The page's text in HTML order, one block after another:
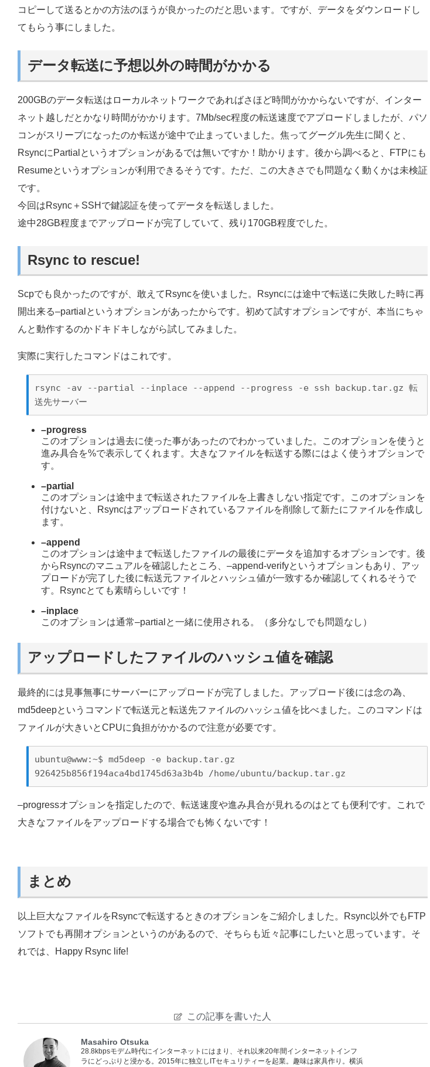
コピーして送るとかの方法のほうが良かったのだと思います。ですが、データをダウンロードし
てもらう事にしました。
データ転送に予想以外の時間がかかる
200GBのデータ転送はローカルネットワークであればさほど時間がかからないですが、インター
ネット越しだとかなり時間がかかります。7Mb/sec程度の転送速度でアプロードしましたが、パソ
コンがスリープになったのか転送が途中で止まっていました。焦ってグーグル先生に聞くと、
RsyncにPartialというオプションがあるでは無いですか！助かります。後から調べると、FTPにも
Resumeというオプションが利用できるそうです。ただ、この大きさでも問題なく動くかは未検証
です。
今回はRsync＋SSHで鍵認証を使ってデータを転送しました。
途中28GB程度までアップロードが完了していて、残り170GB程度でした。
Rsync to rescue!
Scpでも良かったのですが、敢えてRsyncを使いました。Rsyncには途中で転送に失敗した時に再
開出来る–partialというオプションがあったからです。初めて試すオプションですが、本当にちゃ
んと動作するのかドキドキしながら試してみました。
実際に実行したコマンドはこれです。
rsync -av --partial --inplace --append --progress -e ssh backup.tar.gz 転
送先サーバー
–progress
このオプションは過去に使った事があったのでわかっていました。このオプションを使うと
進み具合を%で表示してくれます。大きなファイルを転送する際にはよく使うオプションで
す。
–partial
このオプションは途中まで転送されたファイルを上書きしない指定です。このオプションを
付けないと、Rsyncはアップロードされているファイルを削除して新たにファイルを作成し
ます。
–append
このオプションは途中まで転送したファイルの最後にデータを追加するオプションです。後
からRsyncのマニュアルを確認したところ、–append-verifyというオプションもあり、アッ
プロードが完了した後に転送元ファイルとハッシュ値が一致するか確認してくれるそうで
す。Rsyncとても素晴らしいです！
–inplace
このオプションは通常–partialと一緒に使用される。（多分なしでも問題なし）
アップロードしたファイルのハッシュ値を確認
最終的には見事無事にサーバーにアップロードが完了しました。アップロード後には念の為、
md5deepというコマンドで転送元と転送先ファイルのハッシュ値を比べました。このコマンドは
ファイルが大きいとCPUに負担がかかるので注意が必要です。
ubuntu@www:~$ md5deep -e backup.tar.gz
926425b856f194aca4bd1745d63a3b4b /home/ubuntu/backup.tar.gz
–progressオプションを指定したので、転送速度や進み具合が見れるのはとても便利です。これで
大きなファイルをアップロードする場合でも怖くないです！
まとめ
以上巨大なファイルをRsyncで転送するときのオプションをご紹介しました。Rsync以外でもFTP
ソフトでも再開オプションというのがあるので、そちらも近々記事にしたいと思っています。そ
れでは、Happy Rsync life!
この記事を書いた人
Masahiro Otsuka
28.8kbpsモデム時代にインターネットにはまり、それ以来20年間インターネットインフ
ラにどっぷりと浸かる。2015年に独立しITセキュリティーを起業。趣味は家具作り。横浜